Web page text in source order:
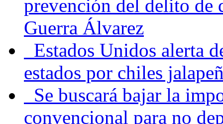
prevención del delito de
Guerra Álvarez
Estados Unidos alerta
estados por chiles
Se buscará bajar la
convencional para no